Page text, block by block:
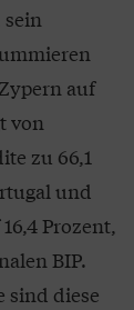
auf
von
zu 66,1
und
Prozent,
BIP.
sind diese